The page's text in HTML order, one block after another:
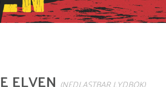
ELVEN